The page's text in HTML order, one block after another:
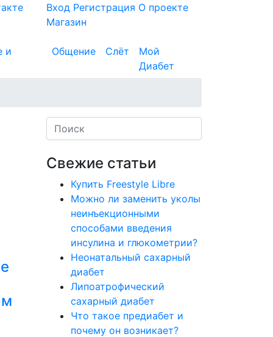
Вход Регистрация О проекте
Магазин
и
Общение Слёт
Мой
Диабет
Свежие статьи
Купить Freestyle Libre
Можно ли заменить уколы
неинъекционными
способами введения
инсулина и глюкометрии?
Неонатальный сахарный
диабет
Липоатрофический
сахарный диабет
Что такое предиабет и
почему он возникает?